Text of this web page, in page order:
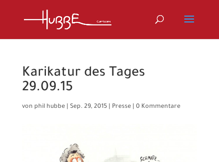
Karikatur des Tages
29.09.15
von phil hubbe| Sep. 29, 2015| Presse| 0 Kommentare